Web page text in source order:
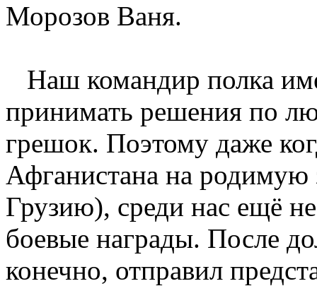
Морозов Ваня.
Наш командир полка
принимать решения по
грешок. Поэтому даже
Афганистана на
Грузию), среди нас ещё
боевые награды. После
конечно, отправил